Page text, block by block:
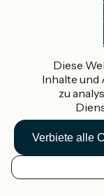
DE
Adresse
Gefördert im
Accueil Vélo Pro
Kontakt
Rechtliche
Diese
Inhalte und
zu
Verbiete alle